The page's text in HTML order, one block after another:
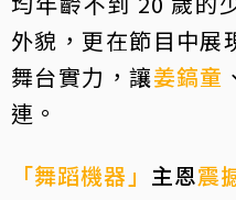
外貌，更在節目中展
舞台實力，讓姜鎬童
連。
「舞蹈機器」 主恩震